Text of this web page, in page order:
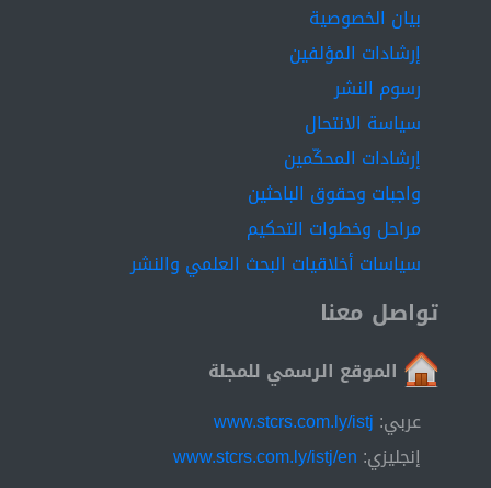
بيان الخصوصية
إرشادات المؤلفين
رسوم النشر
سياسة الانتحال
إرشادات المحكّمين
واجبات وحقوق الباحثين
مراحل وخطوات التحكيم
سياسات أخلاقيات البحث العلمي والنشر
تواصل معنا
الموقع الرسمي للمجلة
عربي: www.stcrs.com.ly/istj
إنجليزي: www.stcrs.com.ly/istj/en